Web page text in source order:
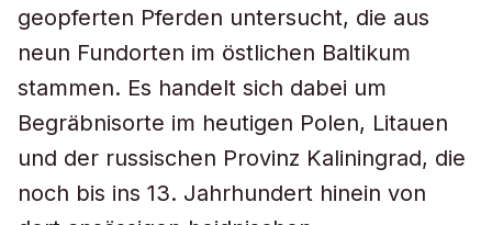
geopferten Pferden untersucht, die aus
neun Fundorten im östlichen Baltikum
stammen. Es handelt sich dabei um
Begräbnisorte im heutigen Polen, Litauen
und der russischen Provinz Kaliningrad, die
noch bis ins 13. Jahrhundert hinein von